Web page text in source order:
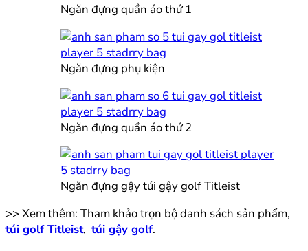
Ngăn đựng quần áo thứ 1
Ngăn đựng phụ kiện
Ngăn đựng quần áo thứ 2
Ngăn đựng gậy túi gậy golf Titleist
>> Xem thêm: Tham khảo trọn bộ danh sách sản phẩm,
túi golf Titleist, túi gậy golf.